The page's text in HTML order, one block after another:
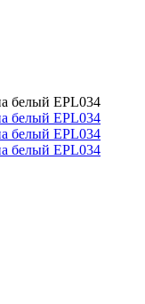
белый EPL034